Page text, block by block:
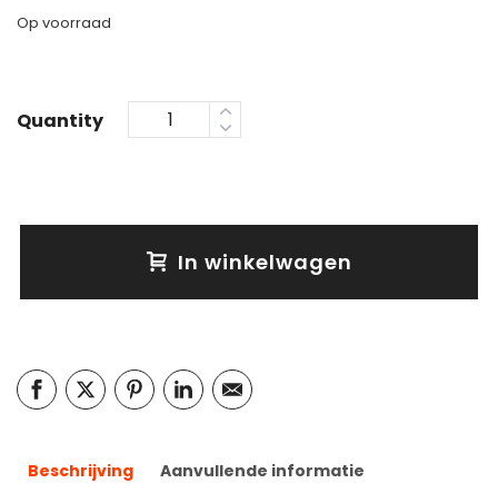
Op voorraad
Quantity
In winkelwagen
Beschrijving
Aanvullende informatie